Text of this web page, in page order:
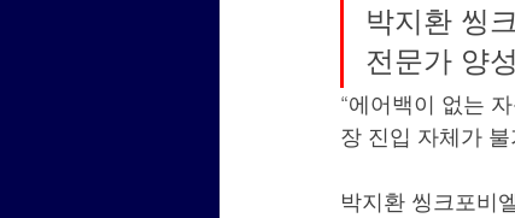
박지환 씽
전문가 양
“에어백이 없는
장 진입 자체가
박지환 씽크포비